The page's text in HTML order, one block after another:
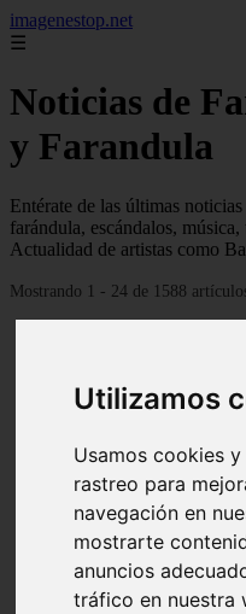
Utilizamos
Usamos cookies
rastreo para
navegación en
mostrarte
anuncios
tráfico en nuestra
imagenestop.net
☰
Noticias de
y Farandula
Entérate de las últimas
farándula, escándalos,
Actualidad de artistas como
Mostrando 1 - 24 de 1588